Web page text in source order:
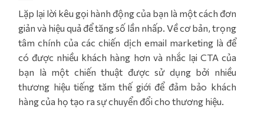
Lặp lại lời kêu gọi hành động của bạn là một cách đơn
giản và hiệu quả để tăng số lần nhấp. Về cơ bản, trọng
tâm chính của các chiến dịch email marketing là để
có được nhiều khách hàng hơn và nhắc lại CTA của
bạn là một chiến thuật được sử dụng bởi nhiều
thương hiệu tiếng tăm thế giới để đảm bảo khách
hàng của họ tạo ra sự chuyển đổi cho thương hiệu.